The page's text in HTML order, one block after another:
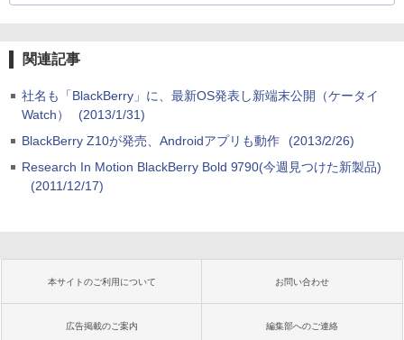
関連記事
社名も「BlackBerry」に、最新OS発表し新端末公開（ケータイ
Watch）
(2013/1/31)
BlackBerry Z10が発売、Androidアプリも動作
(2013/2/26)
Research In Motion BlackBerry Bold 9790(今週見つけた新製品)
(2011/12/17)
本サイトのご利用について お問い合わせ
広告掲載のご案内 編集部へのご連絡